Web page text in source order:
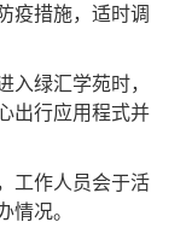
疫措施，适时调
绿汇学苑时，
出行应用程式并
工作人员会于活
况。